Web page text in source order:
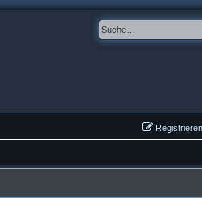
Registrieren